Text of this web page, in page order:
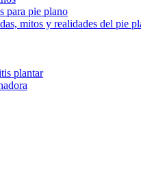
para pie plano
mitos y realidades del pie
plantar